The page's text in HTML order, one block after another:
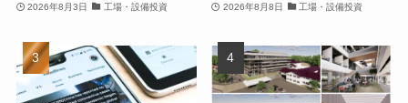
2026年8月3日 工場・設備投資 2026年8月8日 工場・設備投資